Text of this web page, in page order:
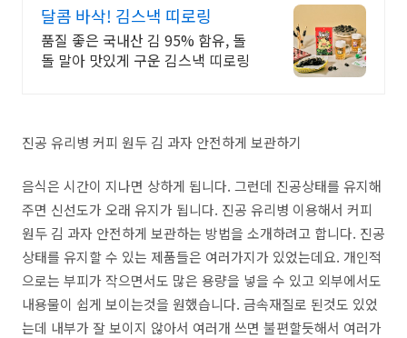
달콤 바삭! 김스낵 띠로링
품질 좋은 국내산 김 95% 함유, 돌
돌 말아 맛있게 구운 김스낵 띠로링
진공 유리병 커피 원두 김 과자 안전하게 보관하기
음식은 시간이 지나면 상하게 됩니다. 그런데 진공상태를 유지해
주면 신선도가 오래 유지가 됩니다. 진공 유리병 이용해서 커피
원두 김 과자 안전하게 보관하는 방법을 소개하려고 합니다. 진공
상태를 유지할 수 있는 제품들은 여러가지가 있었는데요. 개인적
으로는 부피가 작으면서도 많은 용량을 넣을 수 있고 외부에서도
내용물이 쉽게 보이는것을 원했습니다. 금속재질로 된것도 있었
는데 내부가 잘 보이지 않아서 여러개 쓰면 불편할듯해서 여러가